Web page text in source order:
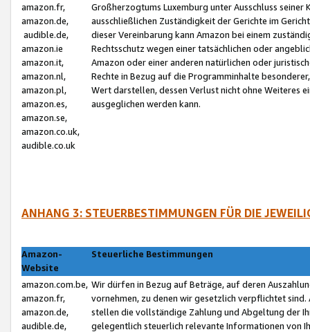
amazon.fr,
amazon.de,
audible.de,
amazon.ie
amazon.it,
amazon.nl,
amazon.pl,
amazon.es,
amazon.se,
amazon.co.uk,
audible.co.uk
Großherzogtums Luxemburg unter Ausschluss
ausschließlichen Zuständigkeit der Gerichte im
dieser Vereinbarung kann Amazon bei einem
Rechtsschutz wegen einer tatsächlichen oder
Amazon oder einer anderen natürlichen oder
Rechte in Bezug auf die Programminhalte
Wert darstellen, dessen Verlust nicht ohne Weiteres
ausgeglichen werden kann.
ANHANG 3: STEUERBESTIMMUNGEN FÜR DIE
Amazon-
Website
Steuerliche Bestimmungen
amazon.com.be,
amazon.fr,
amazon.de,
audible.de,
Wir dürfen in Bezug auf Beträge, auf deren
vornehmen, zu denen wir gesetzlich verpflichtet
stellen die vollständige Zahlung und Abgeltung der
gelegentlich steuerlich relevante Informationen von